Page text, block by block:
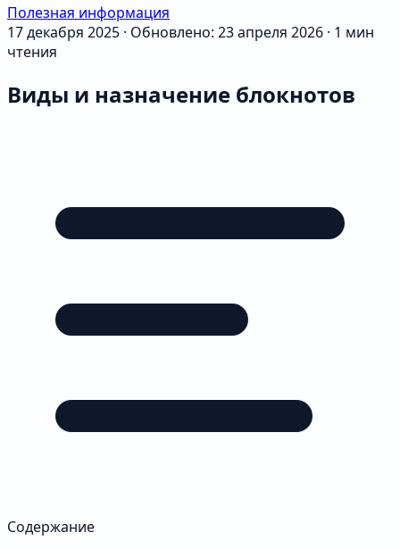
Полезная информация
17 декабря 2025 · Обновлено: 23 апреля 2026 · 1 мин
чтения
Виды и назначение блокнотов
Содержание